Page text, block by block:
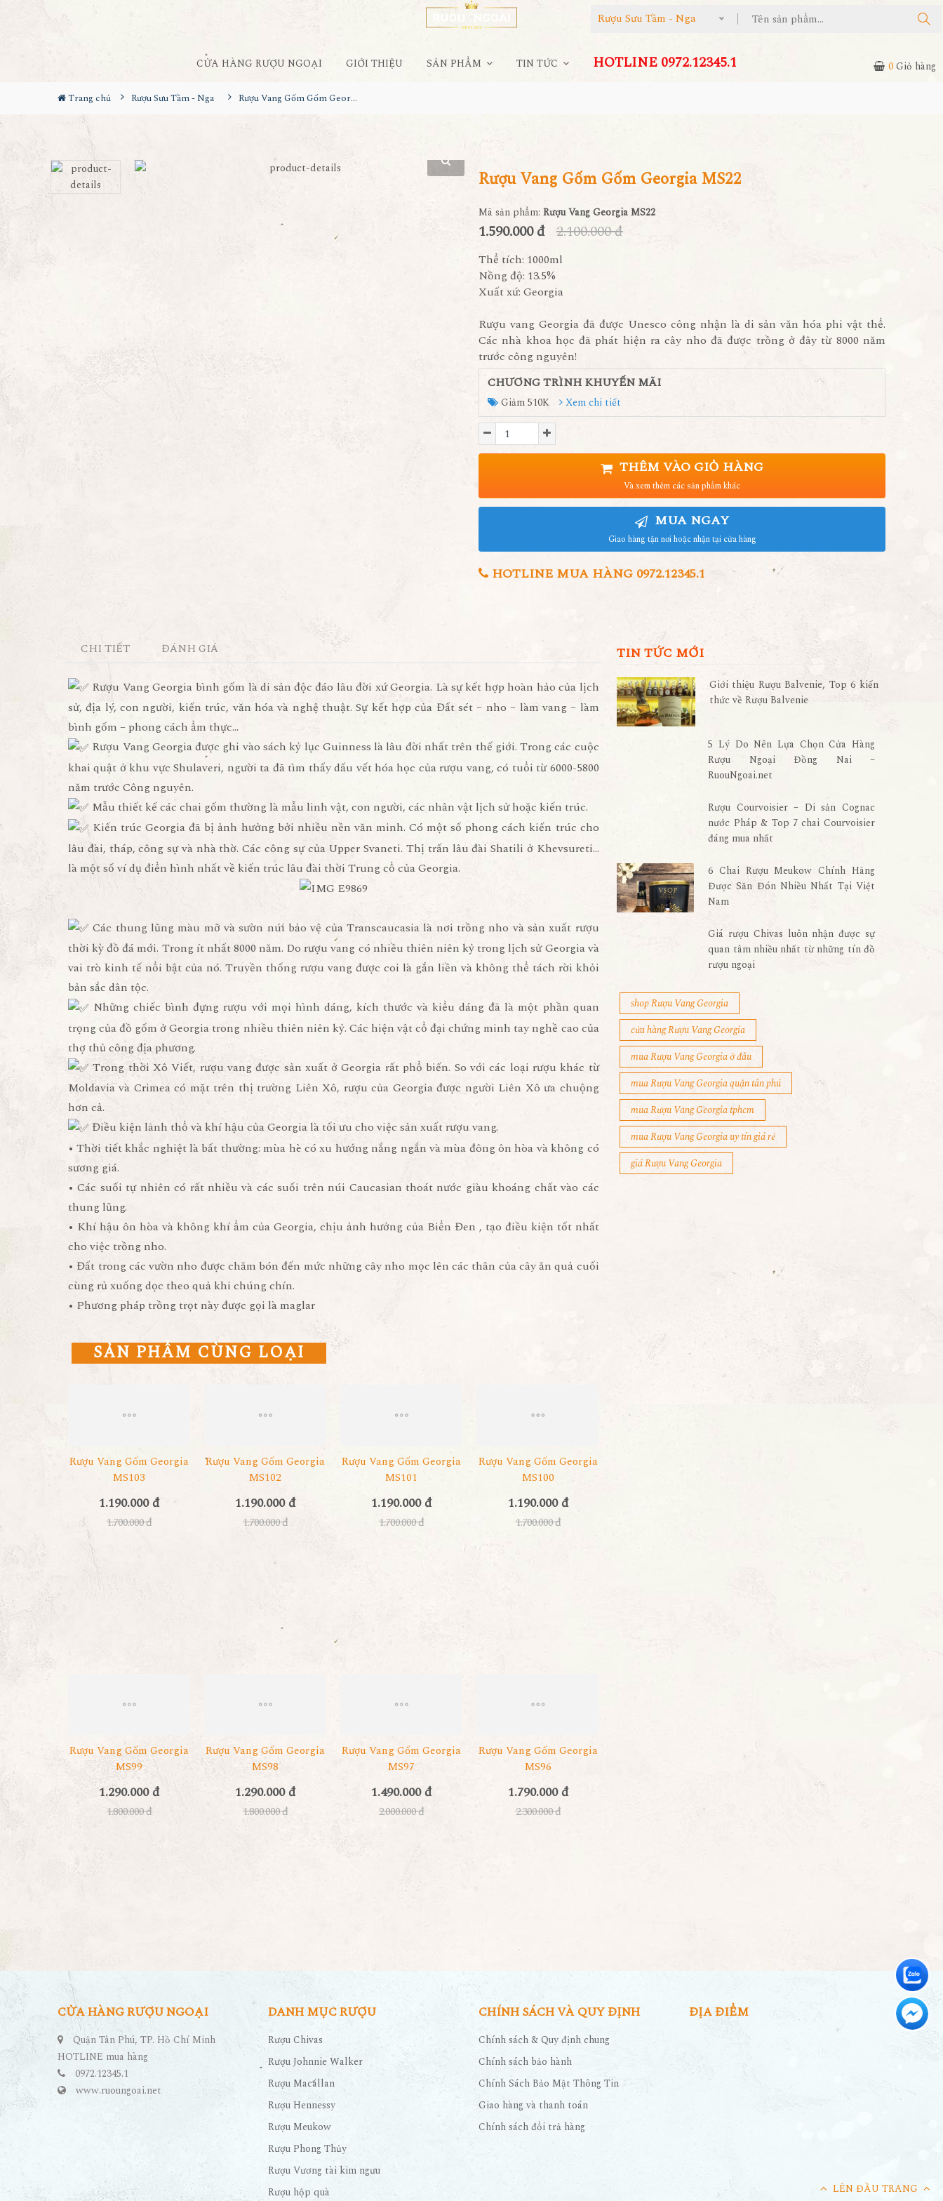
Rượu Sưu Tầm - Nga
CỬA HÀNG RƯỢU NGOẠI GIỚI THIỆU SẢN PHẨM TIN TỨC HOTLINE 0972.12345.1 0Giỏ hàng
Trang chủ Rượu Sưu Tầm - Nga Rượu Vang Gốm Gốm Georgia MS22
Rượu Vang Gốm Gốm Georgia MS22
Mã sản phẩm: Rượu Vang Georgia MS22
1.590.000 đ 2.100.000 đ
Thể tích: 1000ml
Nồng độ: 13.5%
Xuất xứ: Georgia
Rượu vang Georgia đã được Unesco công nhận là di sản văn hóa phi vật thể.
Các nhà khoa học đã phát hiện ra cây nho đã được trồng ở đây từ 8000 năm
trước công nguyên!
CHƯƠNG TRÌNH KHUYẾN MÃI
Giảm 510K Xem chi tiết
THÊM VÀO GIỎ HÀNG
Và xem thêm các sản phẩm khác
MUA NGAY
Giao hàng tận nơi hoặc nhận tại cửa hàng
HOTLINE MUA HÀNG 0972.12345.1
CHI TIẾT ĐÁNH GIÁ
Rượu Vang Georgia bình gốm là di sản độc đáo lâu đời xứ Georgia. Là sự kết hợp hoàn hảo của lịch
sử, địa lý, con người, kiến trúc, văn hóa và nghệ thuật. Sự kết hợp của Đất sét – nho – làm vang – làm
bình gốm – phong cách ẩm thực…
Rượu Vang Georgia được ghi vào sách kỷ lục Guinness là lâu đời nhất trên thế giới. Trong các cuộc
khai quật ở khu vực Shulaveri, người ta đã tìm thấy dấu vết hóa học của rượu vang, có tuổi từ 6000-5800
năm trước Công nguyên.
Mẫu thiết kế các chai gốm thường là mẫu linh vật, con người, các nhân vật lịch sử hoặc kiến trúc.
Kiến trúc Georgia đã bị ảnh hưởng bởi nhiều nền văn minh. Có một số phong cách kiến trúc cho
lâu đài, tháp, công sự và nhà thờ. Các công sự của Upper Svaneti. Thị trấn lâu đài Shatili ở Khevsureti…
là một số ví dụ điển hình nhất về kiến trúc lâu đài thời Trung cổ của Georgia.
Các thung lũng màu mỡ và sườn núi bảo vệ của Transcaucasia là nơi trồng nho và sản xuất rượu
thời kỳ đồ đá mới. Trong ít nhất 8000 năm. Do rượu vang có nhiều thiên niên kỷ trong lịch sử Georgia và
vai trò kinh tế nổi bật của nó. Truyền thống rượu vang được coi là gắn liền và không thể tách rời khỏi
bản sắc dân tộc.
Những chiếc bình đựng rượu với mọi hình dáng, kích thước và kiểu dáng đã là một phần quan
trọng của đồ gốm ở Georgia trong nhiều thiên niên kỷ. Các hiện vật cổ đại chứng minh tay nghề cao của
thợ thủ công địa phương.
Trong thời Xô Viết, rượu vang được sản xuất ở Georgia rất phổ biến. So với các loại rượu khác từ
Moldavia và Crimea có mặt trên thị trường Liên Xô, rượu của Georgia được người Liên Xô ưa chuộng
hơn cả.
Điều kiện lãnh thổ và khí hậu của Georgia là tối ưu cho việc sản xuất rượu vang.
• Thời tiết khắc nghiệt là bất thường: mùa hè có xu hướng nắng ngắn và mùa đông ôn hòa và không có
sương giá.
• Các suối tự nhiên có rất nhiều và các suối trên núi Caucasian thoát nước giàu khoáng chất vào các
thung lũng.
• Khí hậu ôn hòa và không khí ẩm của Georgia, chịu ảnh hưởng của Biển Đen , tạo điều kiện tốt nhất
cho việc trồng nho.
• Đất trong các vườn nho được chăm bón đến mức những cây nho mọc lên các thân của cây ăn quả cuối
cùng rủ xuống dọc theo quả khi chúng chín.
• Phương pháp trồng trọt này được gọi là maglar
SẢN PHẨM CÙNG LOẠI
Rượu Vang Gốm Georgia
MS103
1.190.000 đ
1.700.000 đ
Rượu Vang Gốm Georgia
MS102
1.190.000 đ
1.700.000 đ
Rượu Vang Gốm Georgia
MS101
1.190.000 đ
1.700.000 đ
Rượu Vang Gốm Georgia
MS100
1.190.000 đ
1.700.000 đ
Rượu Vang Gốm Georgia
MS99
1.290.000 đ
1.800.000 đ
Rượu Vang Gốm Georgia
MS98
1.290.000 đ
1.800.000 đ
Rượu Vang Gốm Georgia
MS97
1.490.000 đ
2.000.000 đ
Rượu Vang Gốm Georgia
MS96
1.790.000 đ
2.300.000 đ
TIN TỨC MỚI
Giới thiệu Rượu Balvenie, Top 6 kiến
thức về Rượu Balvenie
5 Lý Do Nên Lựa Chọn Cửa Hàng
Rượu Ngoại Đồng Nai –
RuouNgoai.net
Rượu Courvoisier – Di sản Cognac
nước Pháp & Top 7 chai Courvoisier
đáng mua nhất
6 Chai Rượu Meukow Chính Hãng
Được Săn Đón Nhiều Nhất Tại Việt
Nam
Giá rượu Chivas luôn nhận được sự
quan tâm nhiều nhất từ những tín đồ
rượu ngoại
shop Rượu Vang Georgia
cửa hàng Rượu Vang Georgia
mua Rượu Vang Georgia ở đâu
mua Rượu Vang Georgia quận tân phú
mua Rượu Vang Georgia tphcm
mua Rượu Vang Georgia uy tín giá rẻ
giá Rượu Vang Georgia
LÊN ĐẦU TRANG
CỬA HÀNG RƯỢU NGOẠI
Quận Tân Phú, TP. Hồ Chí Minh
HOTLINE mua hàng
0972.12345.1
www.ruoungoai.net
DANH MỤC RƯỢU
Rượu Chivas
Rượu Johnnie Walker
Rượu Macallan
Rượu Hennessy
Rượu Meukow
Rượu Phong Thủy
Rượu Vương tài kim ngưu
Rượu hộp quà
CHÍNH SÁCH VÀ QUY ĐỊNH
Chính sách & Quy định chung
Chính sách bảo hành
Chính Sách Bảo Mật Thông Tin
Giao hàng và thanh toán
Chính sách đổi trả hàng
ĐỊA ĐIỂM